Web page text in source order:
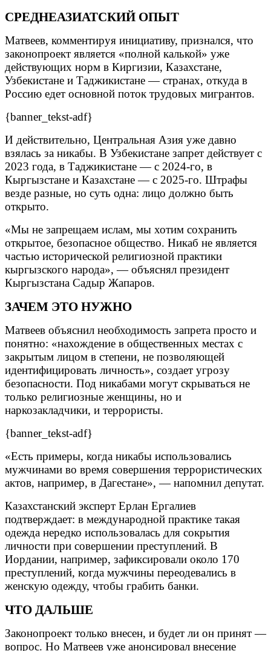
СРЕДНЕАЗИАТСКИЙ ОПЫТ
Матвеев, комментируя инициативу, признался, что
законопроект является «полной калькой» уже
действующих норм в Киргизии, Казахстане,
Узбекистане и Таджикистане — странах, откуда в
Россию едет основной поток трудовых мигрантов.
{banner_tekst-adf}
И действительно, Центральная Азия уже давно
взялась за никабы. В Узбекистане запрет действует с
2023 года, в Таджикистане — с 2024-го, в
Кыргызстане и Казахстане — с 2025-го. Штрафы
везде разные, но суть одна: лицо должно быть
открыто.
«Мы не запрещаем ислам, мы хотим сохранить
открытое, безопасное общество. Никаб не является
частью исторической религиозной практики
кыргызского народа», — объяснял президент
Кыргызстана Садыр Жапаров.
ЗАЧЕМ ЭТО НУЖНО
Матвеев объяснил необходимость запрета просто и
понятно: «нахождение в общественных местах с
закрытым лицом в степени, не позволяющей
идентифицировать личность», создает угрозу
безопасности. Под никабами могут скрываться не
только религиозные женщины, но и
наркозакладчики, и террористы.
{banner_tekst-adf}
«Есть примеры, когда никабы использовались
мужчинами во время совершения террористических
актов, например, в Дагестане», — напомнил депутат.
Казахстанский эксперт Ерлан Ергалиев
подтверждает: в международной практике такая
одежда нередко использовалась для сокрытия
личности при совершении преступлений. В
Иордании, например, зафиксировали около 170
преступлений, когда мужчины переодевались в
женскую одежду, чтобы грабить банки.
ЧТО ДАЛЬШЕ
Законопроект только внесен, и будет ли он принят —
вопрос. Но Матвеев уже анонсировал внесение